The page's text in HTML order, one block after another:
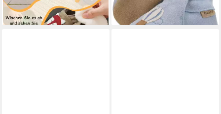
Schuh aus echtem
Leder,Barfußgefühl &